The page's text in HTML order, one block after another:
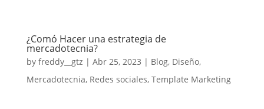
¿Comó Hacer una estrategia de
mercadotecnia?
by freddy__gtz | Abr 25, 2023 | Blog, Diseño,
Mercadotecnia, Redes sociales, Template Marketing